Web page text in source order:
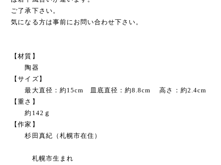
ご了承下さい。
気になる方は事前にお問い合わせ下さい。
【材質】
陶器
【サイズ】
最大直径：約15cm 皿底直径：約8.8cm 高さ：約2.4cm
【重さ】
約142ｇ
【作家】
杉田真紀（札幌市在住）
札幌市生まれ